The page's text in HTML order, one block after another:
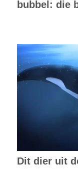
bubbel: die
Dit dier uit